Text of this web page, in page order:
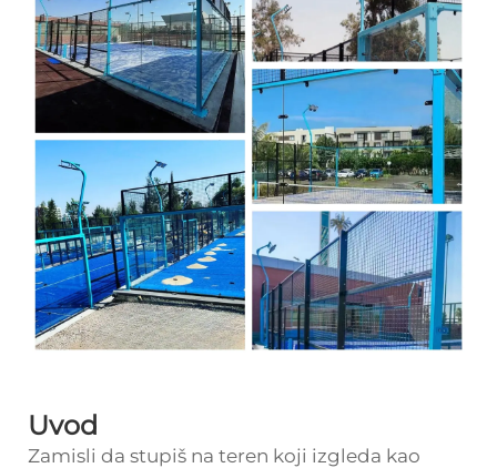
Uvod
Zamisli da stupiš na teren koji izgleda kao